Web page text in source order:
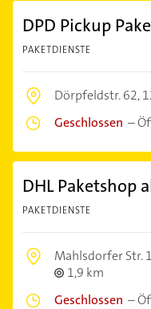
DPD Pickup
PAKETDIENSTE
Dörpfeldstr. 62,
Geschlossen –
DHL Paketshop
PAKETDIENSTE
Mahlsdorfer Str.
1,9 km
Geschlossen –